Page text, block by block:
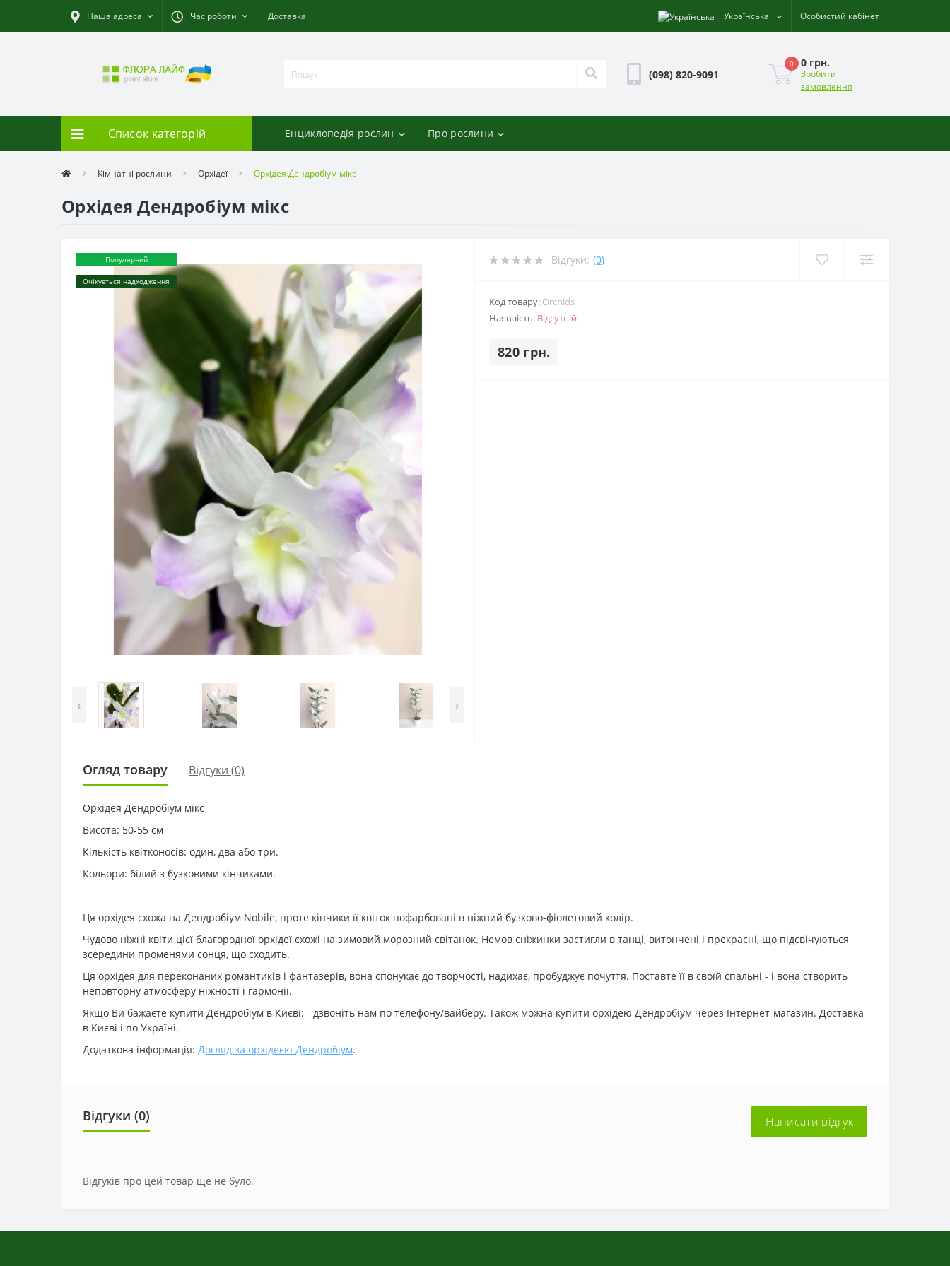
Наша адреса Час роботи Доставка Українська Особистий кабінет
(098) 820-9091
0 0 грн.
Зробити
замовлення
Список категорій Енциклопедія рослин Про рослини
Кімнатні рослини Орхідеї Орхідея Дендробіум мікс
Орхідея Дендробіум мікс
Популярний
Очікується надходження
‹ ›
Відгуки: (0)
Код товару: Orchids
Наявність: Відсутній
820 грн.
Огляд товару Відгуки (0)
Орхідея Дендробіум мікс
Висота: 50-55 см
Кількість квітконосів: один, два або три.
Кольори: білий з бузковими кінчиками.
Ця орхідея схожа на Дендробіум Nobile, проте кінчики її квіток пофарбовані в ніжний бузково-фіолетовий колір.
Чудово ніжні квіти цієї благородної орхідеї схожі на зимовий морозний світанок. Немов сніжинки застигли в танці, витончені і прекрасні, що підсвічуються
зсередини променями сонця, що сходить.
Ця орхідея для переконаних романтиків і фантазерів, вона спонукає до творчості, надихає, пробуджує почуття. Поставте її в своїй спальні - і вона створить
неповторну атмосферу ніжності і гармонії.
Якщо Ви бажаєте купити Дендробіум в Києві: - дзвоніть нам по телефону/вайберу. Також можна купити орхідею Дендробіум через Інтернет-магазин. Доставка
в Києві і по Україні.
Додаткова інформація: Догляд за орхідеєю Дендробіум.
Відгуки (0) Написати відгук
Відгуків про цей товар ще не було.